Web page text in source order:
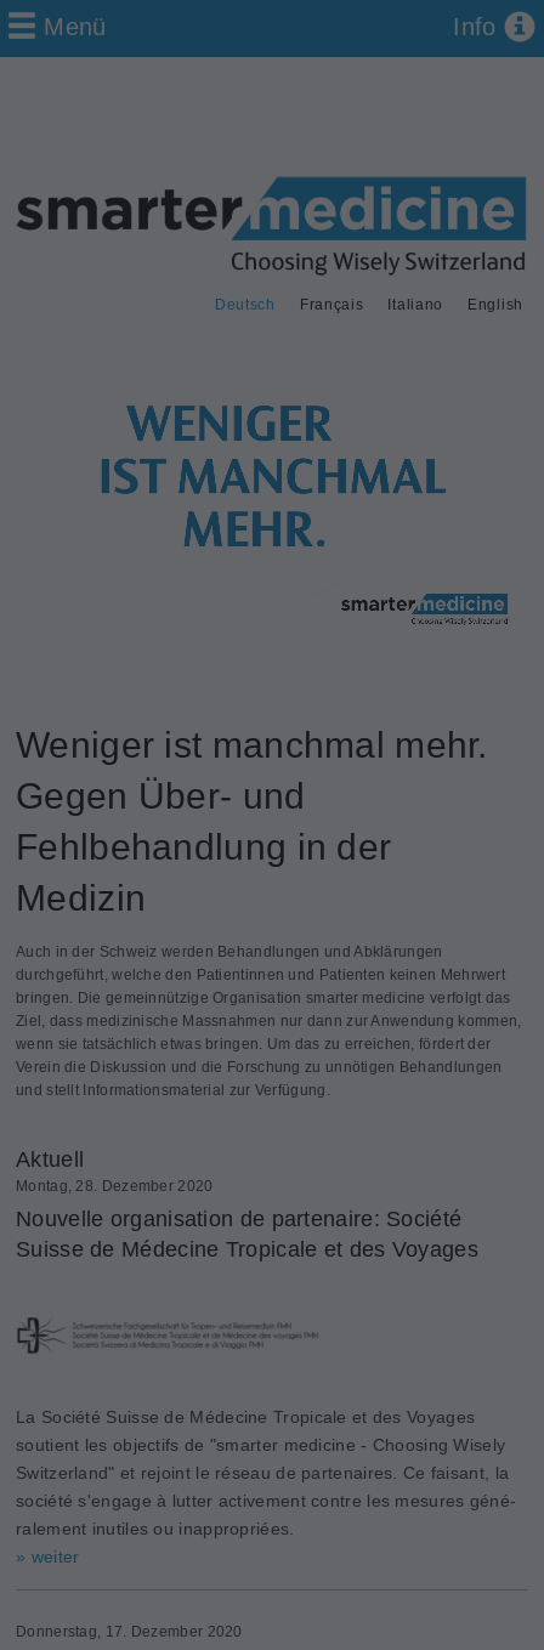
Deutsch Français Italiano English
Menü Info
Weniger ist manchmal mehr.
Gegen Über- und
Fehlbehandlung in der
Medizin
Auch in der Schweiz werden Behandlungen und Abklärungen
durchgeführt, welche den Patientinnen und Patienten keinen Mehrwert
bringen. Die gemeinnützige Organisation smarter medicine verfolgt das
Ziel, dass medizinische Massnahmen nur dann zur Anwendung kommen,
wenn sie tatsächlich etwas bringen. Um das zu erreichen, fördert der
Verein die Diskussion und die Forschung zu unnötigen Behandlungen
und stellt Informationsmaterial zur Verfügung.
Aktuell
Montag, 28. Dezember 2020
Nouvelle organisation de partenaire: Société
Suisse de Médecine Tropicale et des Voyages
La Société Suisse de Médecine Tropicale et des Voyages
soutient les objectifs de "smarter medicine - Choosing Wisely
Switzerland" et rejoint le réseau de partenaires. Ce faisant, la
société s'engage à lutter activement contre les mesures géné­
ralement inutiles ou inappropriées.
» weiter
Donnerstag, 17. Dezember 2020